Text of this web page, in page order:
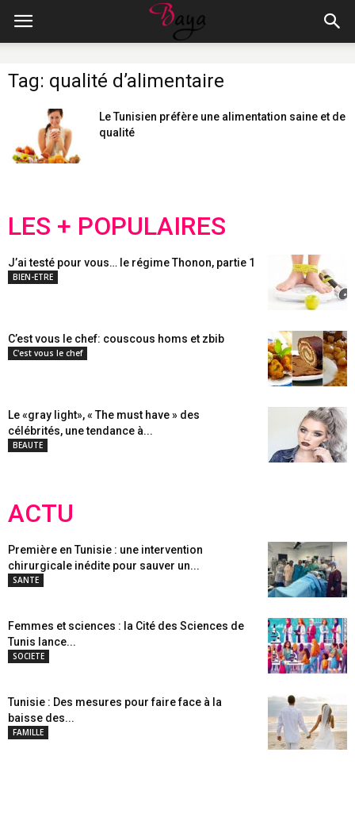
Tag: qualité d’alimentaire
Le Tunisien préfère une alimentation saine et de
qualité
LES + POPULAIRES
J’ai testé pour vous… le régime Thonon, partie 1
BIEN-ETRE
C’est vous le chef: couscous homs et zbib
C'est vous le chef
Le «gray light», « The must have » des
célébrités, une tendance à...
BEAUTE
ACTU
Première en Tunisie : une intervention
chirurgicale inédite pour sauver un...
SANTE
Femmes et sciences : la Cité des Sciences de
Tunis lance...
SOCIETE
Tunisie : Des mesures pour faire face à la
baisse des...
FAMILLE